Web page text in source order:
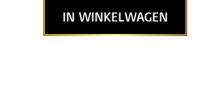
IN WINKELWAGEN